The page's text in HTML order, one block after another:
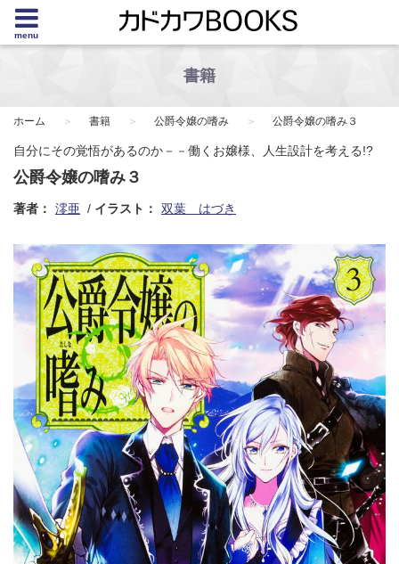
menu
書籍
ホーム 書籍 公爵令嬢の嗜み 公爵令嬢の嗜み３
自分にその覚悟があるのか－－働くお嬢様、人生設計を考える!?
公爵令嬢の嗜み３
著者： 澪亜 イラスト： 双葉 はづき